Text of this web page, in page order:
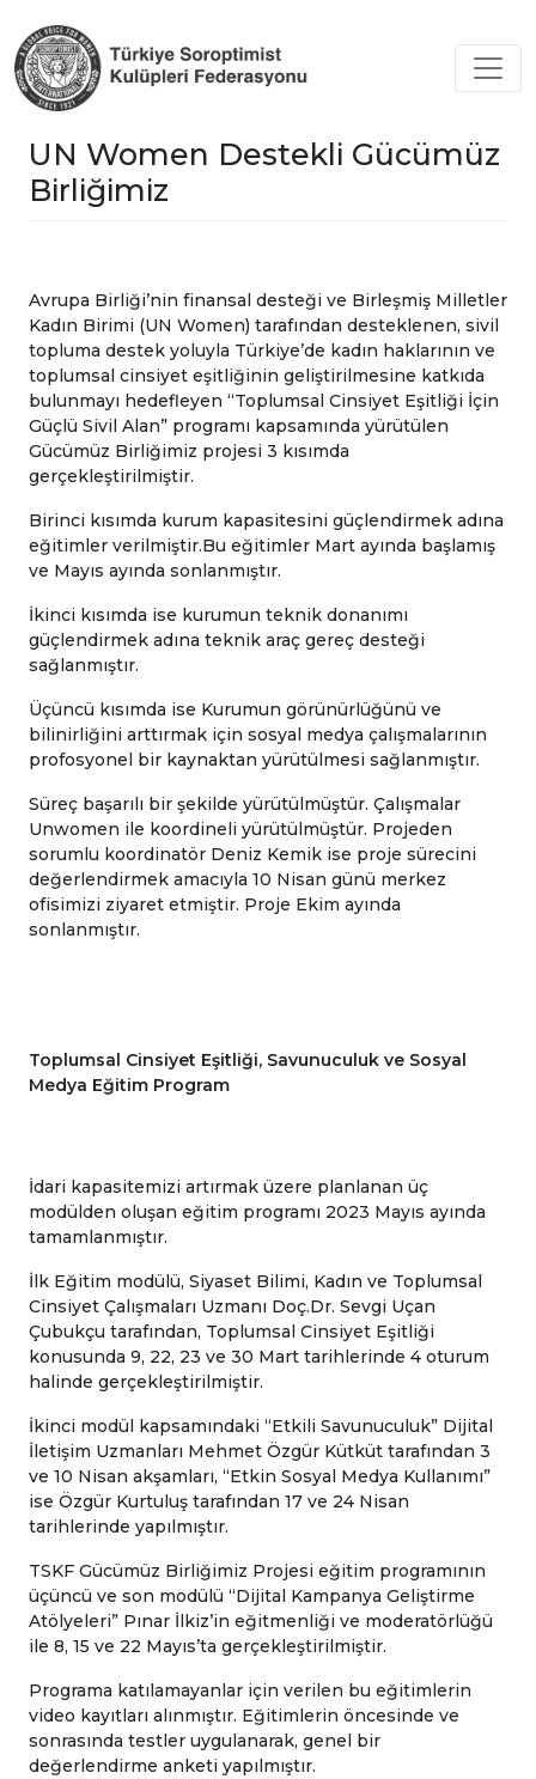
UN Women Destekli Gücümüz
Birliğimiz
Avrupa Birliği’nin finansal desteği ve Birleşmiş Milletler
Kadın Birimi (UN Women) tarafından desteklenen, sivil
topluma destek yoluyla Türkiye’de kadın haklarının ve
toplumsal cinsiyet eşitliğinin geliştirilmesine katkıda
bulunmayı hedefleyen “Toplumsal Cinsiyet Eşitliği İçin
Güçlü Sivil Alan” programı kapsamında yürütülen
Gücümüz Birliğimiz projesi 3 kısımda
gerçekleştirilmiştir.
Birinci kısımda kurum kapasitesini güçlendirmek adına
eğitimler verilmiştir.Bu eğitimler Mart ayında başlamış
ve Mayıs ayında sonlanmıştır.
İkinci kısımda ise kurumun teknik donanımı
güçlendirmek adına teknik araç gereç desteği
sağlanmıştır.
Üçüncü kısımda ise Kurumun görünürlüğünü ve
bilinirliğini arttırmak için sosyal medya çalışmalarının
profosyonel bir kaynaktan yürütülmesi sağlanmıştır.
Süreç başarılı bir şekilde yürütülmüştür. Çalışmalar
Unwomen ile koordineli yürütülmüştür. Projeden
sorumlu koordinatör Deniz Kemik ise proje sürecini
değerlendirmek amacıyla 10 Nisan günü merkez
ofisimizi ziyaret etmiştir. Proje Ekim ayında
sonlanmıştır.
Toplumsal Cinsiyet Eşitliği, Savunuculuk ve Sosyal
Medya Eğitim Program
İdari kapasitemizi artırmak üzere planlanan üç
modülden oluşan eğitim programı 2023 Mayıs ayında
tamamlanmıştır.
İlk Eğitim modülü, Siyaset Bilimi, Kadın ve Toplumsal
Cinsiyet Çalışmaları Uzmanı Doç.Dr. Sevgi Uçan
Çubukçu tarafından, Toplumsal Cinsiyet Eşitliği
konusunda 9, 22, 23 ve 30 Mart tarihlerinde 4 oturum
halinde gerçekleştirilmiştir.
İkinci modül kapsamındaki “Etkili Savunuculuk” Dijital
İletişim Uzmanları Mehmet Özgür Kütküt tarafından 3
ve 10 Nisan akşamları, “Etkin Sosyal Medya Kullanımı”
ise Özgür Kurtuluş tarafından 17 ve 24 Nisan
tarihlerinde yapılmıştır.
TSKF Gücümüz Birliğimiz Projesi eğitim programının
üçüncü ve son modülü “Dijital Kampanya Geliştirme
Atölyeleri” Pınar İlkiz’in eğitmenliği ve moderatörlüğü
ile 8, 15 ve 22 Mayıs’ta gerçekleştirilmiştir.
Programa katılamayanlar için verilen bu eğitimlerin
video kayıtları alınmıştır. Eğitimlerin öncesinde ve
sonrasında testler uygulanarak, genel bir
değerlendirme anketi yapılmıştır.